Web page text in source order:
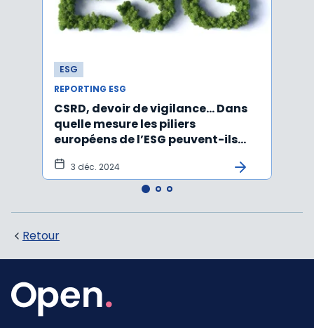
ESG
REPORTING ESG
CSRD, devoir de vigilance… Dans
quelle mesure les piliers
européens de l’ESG peuvent-ils
être rabotés ?
3 déc. 2024
Retour